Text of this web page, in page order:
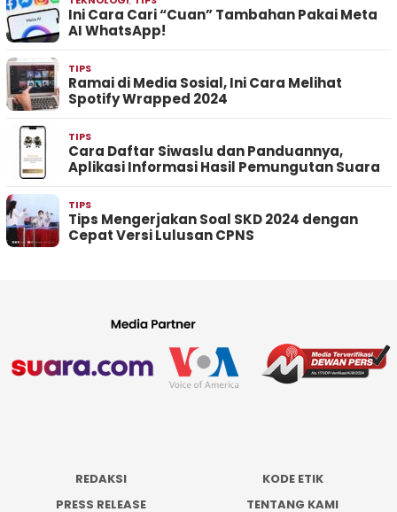
Ini Cara Cari “Cuan” Tambahan Pakai Meta
AI WhatsApp!
TIPS
Ramai di Media Sosial, Ini Cara Melihat
Spotify Wrapped 2024
TIPS
Cara Daftar Siwaslu dan Panduannya,
Aplikasi Informasi Hasil Pemungutan Suara
TIPS
Tips Mengerjakan Soal SKD 2024 dengan
Cepat Versi Lulusan CPNS
REDAKSI
KODE ETIK
PRESS RELEASE
TENTANG KAMI